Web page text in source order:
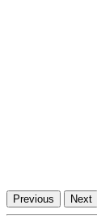
Previous Next